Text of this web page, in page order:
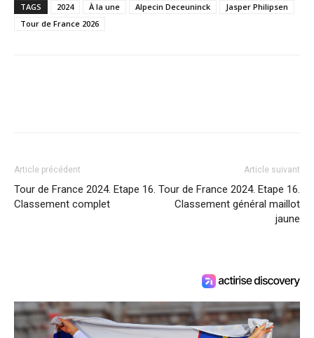
TAGS 2024 À la une Alpecin Deceuninck
Jasper Philipsen
Tour de France 2026
Article précédent
Tour de France 2024. Etape 16.
Classement complet
Article suivant
Tour de France 2024. Etape 16.
Classement général maillot
jaune